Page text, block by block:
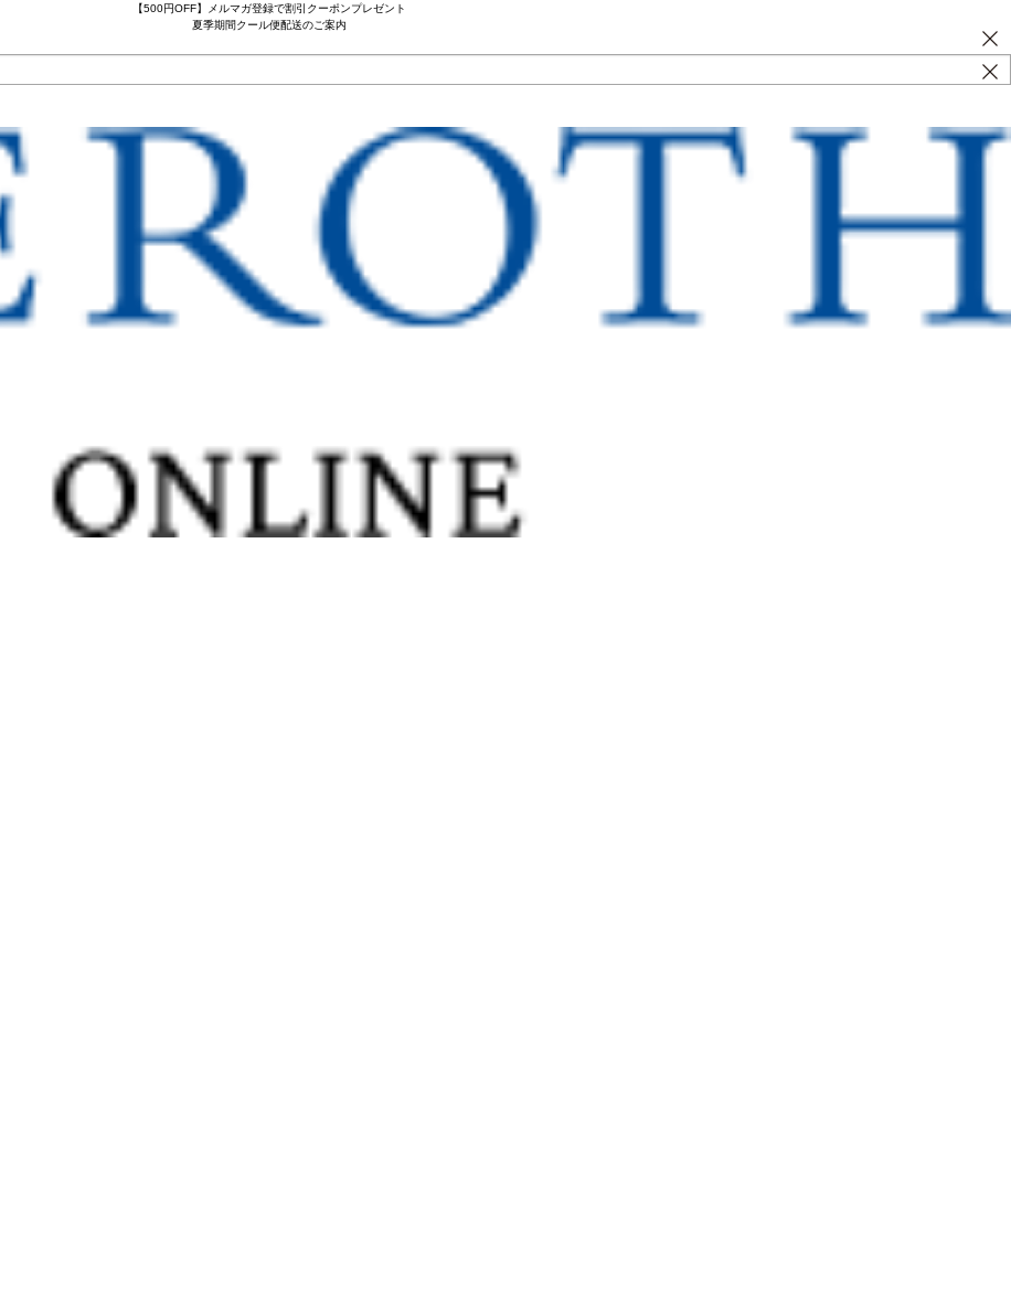
【500円OFF】メルマガ登録で割引クーポンプレゼント
夏季期間クール便配送のご案内